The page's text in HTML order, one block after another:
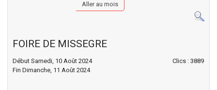
Aller au mois
FOIRE DE MISSEGRE
Début Samedi, 10 Août 2024
Fin Dimanche, 11 Août 2024
Clics : 3889